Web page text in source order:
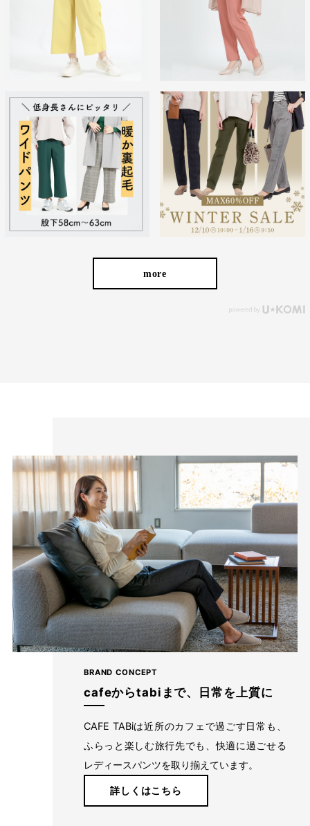
たどり着いたのは上質なストレッチ素材とシルエットから作
られるストレートパンツ。当店のパンツは、年齢にかかわら
ず、女性なら誰もが抱える体型の悩みに寄り添い、 変化し
やすい女性の体形にしっかりフィット、サポート。 長時間
はいていても疲れにくく、キレイと快適を両立します。
繊維のまちで福山で、年54万本のパンツ
を生産
1本の糸から、そして1枚の生地から、多くの職人の手によっ
てCAFE TABiのレディースパンツはできあがっています。
ハイクオリティなパターンと丁寧な縫製でもっと美しく。や
りたいことを妨げず、好きなことを目一杯楽しめる、1日中
詳しくはこちら
more
BRAND CONCEPT
cafeからtabiまで、日常を上質に
CAFE TABiは近所のカフェで過ごす日常も、
ふらっと楽しむ旅行先でも、快適に過ごせる
レディースパンツを取り揃えています。
詳しくはこちら